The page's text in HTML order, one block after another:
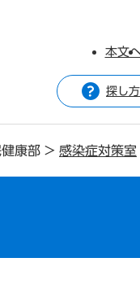
本文
探し
康部 > 感染症対策室